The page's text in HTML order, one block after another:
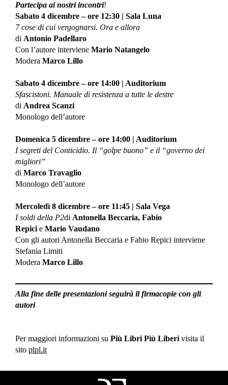
Partecipa ai nostri incontri!
Sabato 4 dicembre – ore 12:30 | Sala Luna
7 cose di cui vergognarsi. Ora e allora
di Antonio Padellaro
Con l’autore interviene Mario Natangelo
Modera Marco Lillo
Sabato 4 dicembre – ore 14:00 | Auditorium
Sfascistoni. Manuale di resistenza a tutte le destre
di Andrea Scanzi
Monologo dell’autore
Domenica 5 dicembre – ore 14:00 | Auditorium
I segreti del Conticidio. Il “golpe buono” e il “governo dei
migliori”
di Marco Travaglio
Monologo dell’autore
Mercoledì 8 dicembre – ore 11:45 | Sala Vega
I soldi della P2di Antonella Beccaria, Fabio
Repici e Mario Vaudano
Con gli autori Antonella Beccaria e Fabio Repici interviene
Stefania Limiti
Modera Marco Lillo
Alla fine delle presentazioni seguirà il firmacopie con gli
autori
Per maggiori informazioni su Più Libri Più Liberi visita il
sito plpl.it